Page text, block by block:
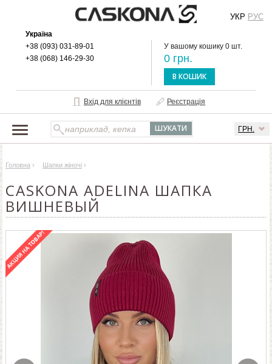
Україна
+38 (093) 031-89-01
+38 (068) 146-29-30
У вашому кошику 0 шт.
0 грн.
В КОШИК
Вхід для клієнтів Реєстрація
ГРН.
УКР РУС
ПРО БРЕНД
ДОСТАВКА І ОПЛАТА
ОПТОВИМ КЛІЄНТАМ
Головна › Шапки жіночі ›
CASKONA ADELINA ШАПКА
ВИШНЕВЫЙ